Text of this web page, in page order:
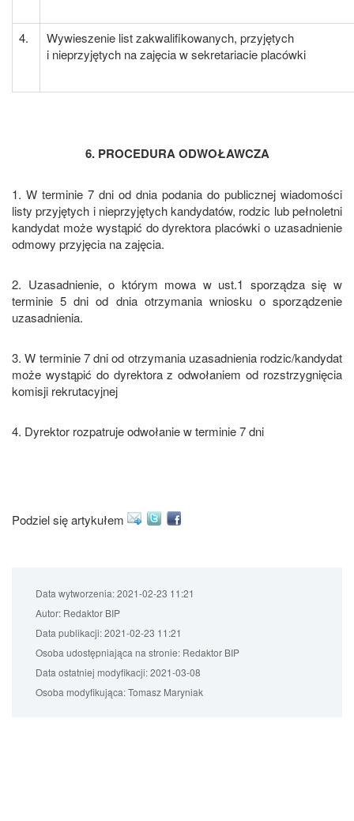
4.
Wywieszenie list zakwalifikowanych, przyjętych
i nieprzyjętych na zajęcia w sekretariacie placówki
6. PROCEDURA ODWOŁAWCZA
1. W terminie 7 dni od dnia podania do publicznej wiadomości
listy przyjętych i nieprzyjętych kandydatów, rodzic lub pełnoletni
kandydat może wystąpić do dyrektora placówki o uzasadnienie
odmowy przyjęcia na zajęcia.
2. Uzasadnienie, o którym mowa w ust.1 sporządza się w
terminie 5 dni od dnia otrzymania wniosku o sporządzenie
uzasadnienia.
3. W terminie 7 dni od otrzymania uzasadnienia rodzic/kandydat
może wystąpić do dyrektora z odwołaniem od rozstrzygnięcia
komisji rekrutacyjnej
4. Dyrektor rozpatruje odwołanie w terminie 7 dni
Podziel się artykułem
Data wytworzenia:2021-02-23 11:21
Autor: Redaktor BIP
Data publikacji:2021-02-23 11:21
Osoba udostępniająca na stronie: Redaktor BIP
Data ostatniej modyfikacji:2021-03-08
Osoba modyfikująca:Tomasz Maryniak